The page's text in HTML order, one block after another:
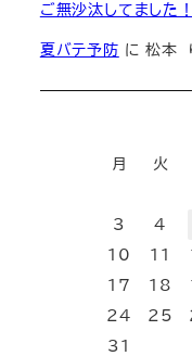
ご無沙汰してました
夏バテ予防 に松本
月
火
3
4
10
11
17
18
24
25
31